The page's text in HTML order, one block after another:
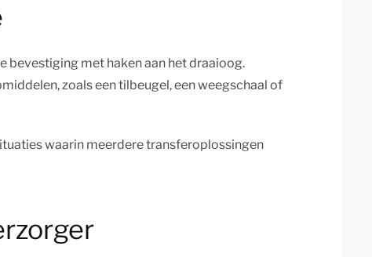
bevestiging met haken aan het draaioog.
zoals een tilbeugel, een weegschaal of
waarin meerdere transferoplossingen